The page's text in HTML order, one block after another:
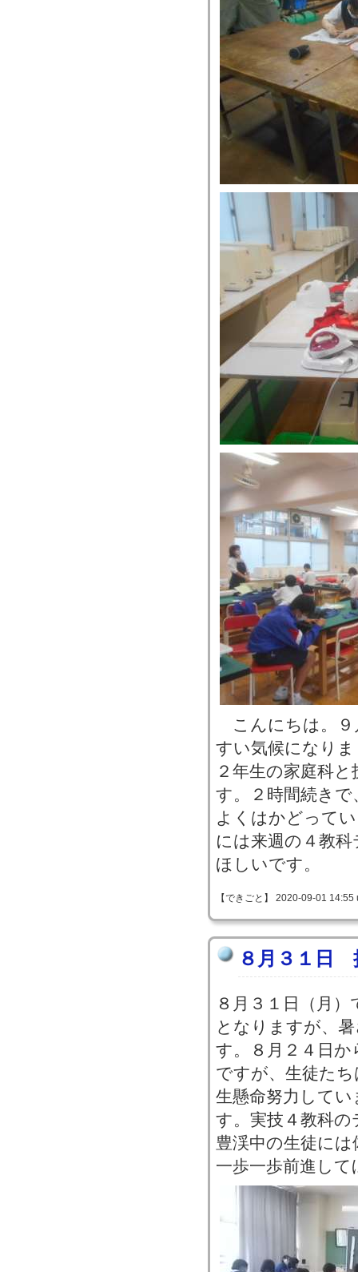
こんにちは。９
すい気候になり
２年生の家庭科
す。２時間続き
よくはかどって
には来週の４教
ほしいです。
【できごと】 2020-09-01
８月３１日
８月３１日（月
となりますが、
す。８月２４日
ですが、生徒た
生懸命努力して
す。実技４教科
豊渓中の生徒に
一歩一歩前進し